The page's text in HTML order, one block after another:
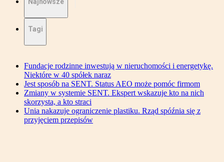
Tagi
Fundacje rodzinne inwestują w nieruchomości i energetykę.
Niektóre w 40 spółek naraz
Jest sposób na SENT. Status AEO może pomóc firmom
Zmiany w systemie SENT. Ekspert wskazuje kto na nich
skorzysta, a kto straci
Unia nakazuje ograniczenie plastiku. Rząd spóźnia się z
przyjęciem przepisów